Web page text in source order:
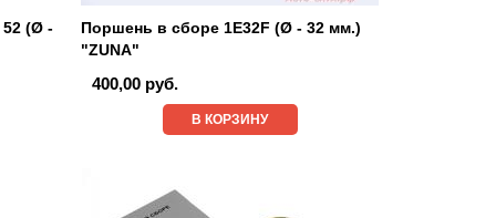
(Ø -
Поршень в сборе 1E32F (Ø - 32 мм.)
"ZUNA"
400,00 руб.
В КОРЗИНУ